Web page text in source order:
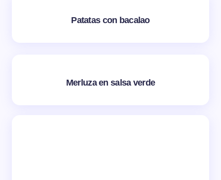
Patatas con bacalao
Merluza en salsa verde